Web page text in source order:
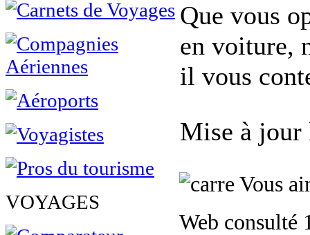
VOYAGES
Que vous
en voiture,
il vous
Mise à jour
Vous
Web consulté